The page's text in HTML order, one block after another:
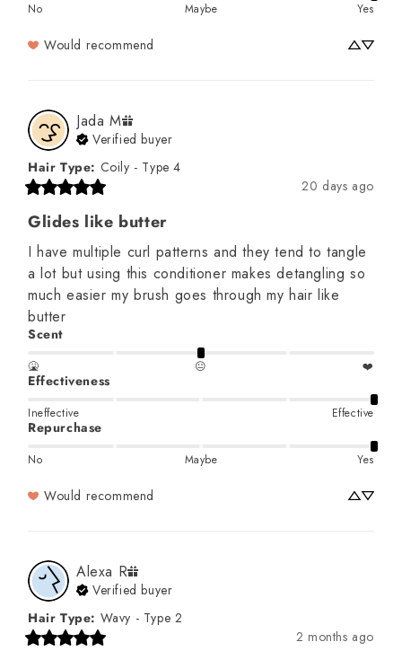
No Maybe Yes
Would recommend
Jada M
Verified buyer
Hair Type: Coily - Type 4
20 days ago
Glides like butter
I have multiple curl patterns and they tend to tangle
a lot but using this conditioner makes detangling so
much easier my brush goes through my hair like
butter
Scent
🤮 😐 ❤️
Effectiveness
Ineffective Effective
Repurchase
No Maybe Yes
Would recommend
Alexa R
Verified buyer
Hair Type: Wavy - Type 2
2 months ago